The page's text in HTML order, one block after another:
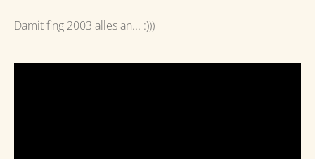
Damit fing 2003 alles an... :)))